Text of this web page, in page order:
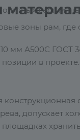
зоны рам, где
мм А500С ГОСТ
в проекте.
допускает